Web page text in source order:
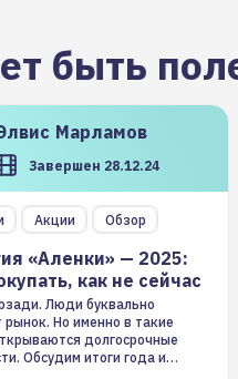
быть
Марламов
Завершен 28.12.24
Акции Обзор
«Аленки» — 2025:
как не сейчас
Люди буквально
Но именно в такие
долгосрочные
Обсудим итоги года и